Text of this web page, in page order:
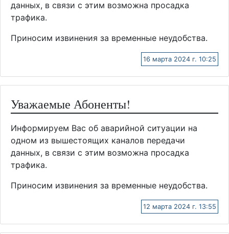
данных, в связи с этим возможна просадка
трафика.
Приносим извинения за временные неудобства.
16 марта 2024 г. 10:25
Уважаемые Абоненты!
Информируем Вас об аварийной ситуации на
одном из вышестоящих каналов передачи
данных, в связи с этим возможна просадка
трафика.
Приносим извинения за временные неудобства.
12 марта 2024 г. 13:55